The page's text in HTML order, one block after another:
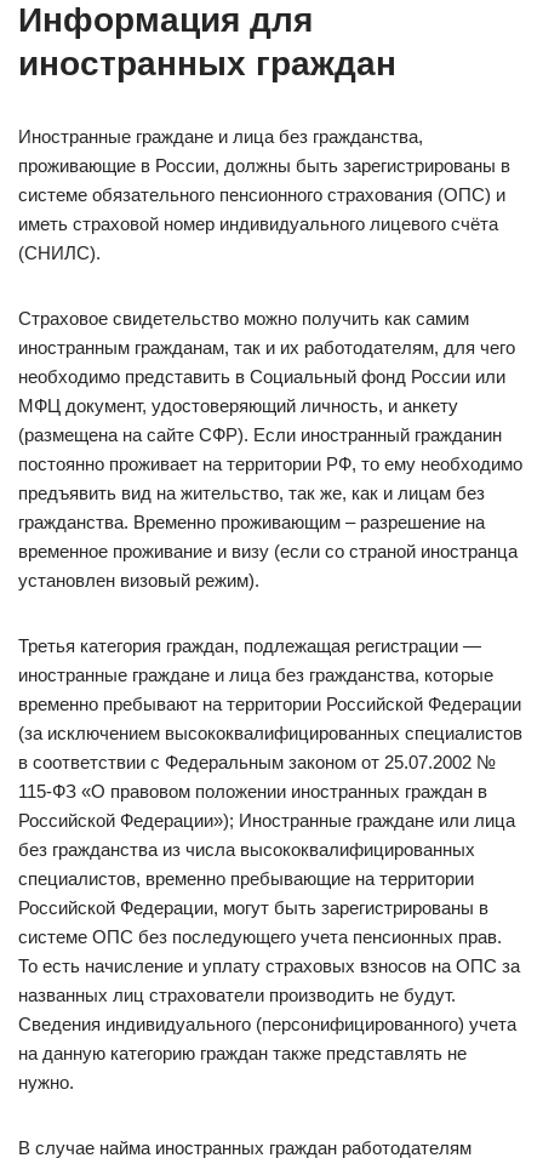
Информация для
иностранных граждан
Иностранные граждане и лица без гражданства,
проживающие в России, должны быть зарегистрированы в
системе обязательного пенсионного страхования (ОПС) и
иметь страховой номер индивидуального лицевого счёта
(СНИЛС).
Страховое свидетельство можно получить как самим
иностранным гражданам, так и их работодателям, для чего
необходимо представить в Социальный фонд России или
МФЦ документ, удостоверяющий личность, и анкету
(размещена на сайте СФР). Если иностранный гражданин
постоянно проживает на территории РФ, то ему необходимо
предъявить вид на жительство, так же, как и лицам без
гражданства. Временно проживающим – разрешение на
временное проживание и визу (если со страной иностранца
установлен визовый режим).
Третья категория граждан, подлежащая регистрации —
иностранные граждане и лица без гражданства, которые
временно пребывают на территории Российской Федерации
(за исключением высококвалифицированных специалистов
в соответствии с Федеральным законом от 25.07.2002 №
115-ФЗ «О правовом положении иностранных граждан в
Российской Федерации»); Иностранные граждане или лица
без гражданства из числа высококвалифицированных
специалистов, временно пребывающие на территории
Российской Федерации, могут быть зарегистрированы в
системе ОПС без последующего учета пенсионных прав.
То есть начисление и уплату страховых взносов на ОПС за
названных лиц страхователи производить не будут.
Сведения индивидуального (персонифицированного) учета
на данную категорию граждан также представлять не
нужно.
В случае найма иностранных граждан работодателям